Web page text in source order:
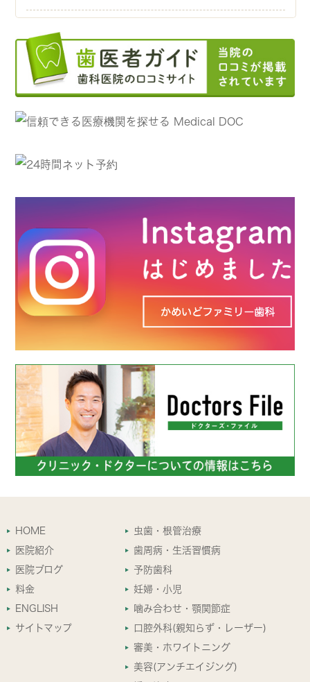
HOME
医院紹介
医院ブログ
料金
ENGLISH
サイトマップ
虫歯・根管治療
歯周病・生活習慣病
予防歯科
妊婦・小児
噛み合わせ・顎関節症
口腔外科(親知らず・レーザー)
審美・ホワイトニング
美容(アンチエイジング)